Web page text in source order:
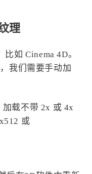
理
如 Cinema 4D。
我们需要手动加
载不带 2x 或 4x
或